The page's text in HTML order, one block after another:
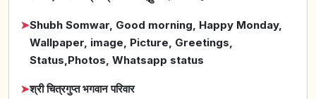
➤Shubh Somwar, Good morning, Happy Monday,
Wallpaper, image, Picture, Greetings,
Status,Photos, Whatsapp status
➤श्री चित्रगुप्त भगवान परिवार